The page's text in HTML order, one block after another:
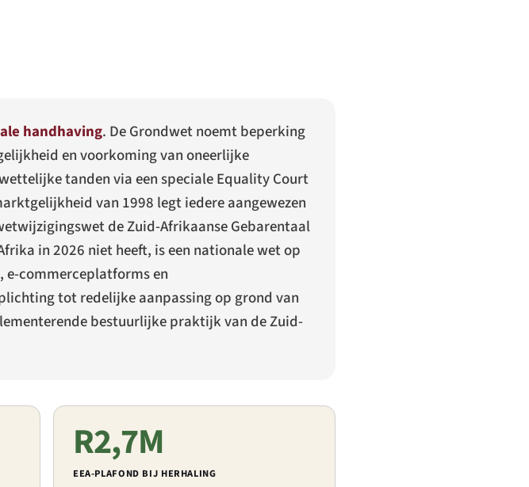
handhaving. De Grondwet noemt beperking
en voorkoming van oneerlijke
tanden via een speciale Equality Court
van 1998 legt iedere aangewezen
de Zuid-Afrikaanse Gebarentaal
in 2026 niet heeft, is een nationale wet op
commerceplatforms en
tot redelijke aanpassing op grond van
bestuurlijke praktijk van de Zuid-
R2,7M
EEA-PLAFOND BIJ HERHALING